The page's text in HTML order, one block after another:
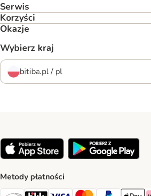
Serwis
Korzyści
Okazje
Wybierz kraj
bitiba.pl / pl
Metody płatności